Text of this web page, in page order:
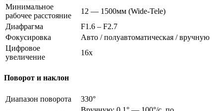
Минимальное
рабочее расстояние
12 — 1500мм (Wide-Tele)
Диафрагма
F1.6 – F2.7
Фокусировка
Авто / полуавтоматическая / вручную
Цифровое
увеличение
16х
Поворот и наклон
Диапазон поворота
330°